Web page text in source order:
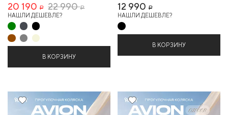
20 190 Р 22 990Р
НАШЛИ ДЕШЕВЛЕ?
В КОРЗИНУ
12 990 Р
НАШЛИ ДЕШЕВЛЕ?
В КОРЗИНУ
Хит Хит